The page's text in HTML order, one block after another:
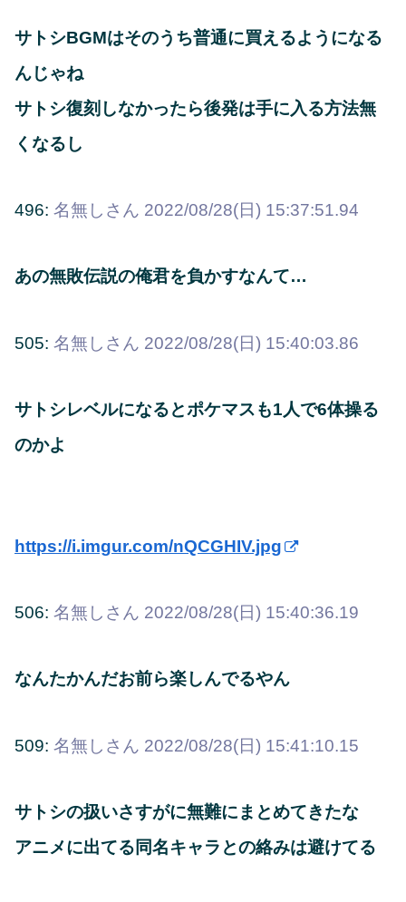
サトシBGMはそのうち普通に買えるようになる
んじゃね
サトシ復刻しなかったら後発は手に入る方法無
くなるし
496: 名無しさん 2022/08/28(日) 15:37:51.94
あの無敗伝説の俺君を負かすなんて…
505: 名無しさん 2022/08/28(日) 15:40:03.86
サトシレベルになるとポケマスも1人で6体操る
のかよ
https://i.imgur.com/nQCGHIV.jpg
506: 名無しさん 2022/08/28(日) 15:40:36.19
なんたかんだお前ら楽しんでるやん
509: 名無しさん 2022/08/28(日) 15:41:10.15
サトシの扱いさすがに無難にまとめてきたな
アニメに出てる同名キャラとの絡みは避けてる